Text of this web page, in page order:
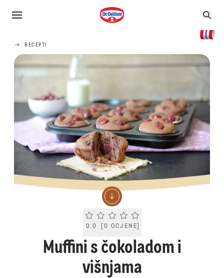
RECEPTI
Current rating 0.0. Click to rate.
0.0 0 OCJENE
Muffini s čokoladom i
višnjama